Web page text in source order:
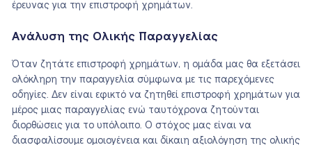
έρευνας για την επιστροφή χρημάτων.
Ανάλυση της Ολικής Παραγγελίας
Όταν ζητάτε επιστροφή χρημάτων, η ομάδα μας θα εξετάσει
ολόκληρη την παραγγελία σύμφωνα με τις παρεχόμενες
οδηγίες. Δεν είναι εφικτό να ζητηθεί επιστροφή χρημάτων για
μέρος μιας παραγγελίας ενώ ταυτόχρονα ζητούνται
διορθώσεις για το υπόλοιπο. Ο στόχος μας είναι να
διασφαλίσουμε ομοιογένεια και δίκαιη αξιολόγηση της ολικής